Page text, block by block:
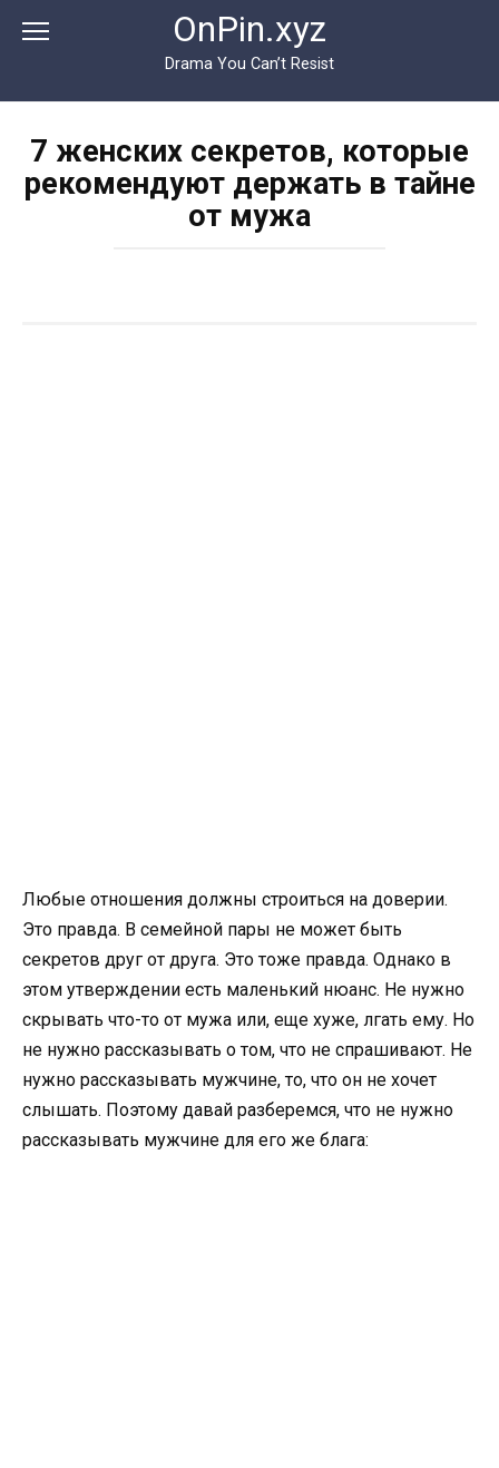
OnPin.xyz
Drama You Can’t Resist
7 женских секретов, которые
рекомендуют держать в тайне
от мужа
Любые отношения должны строиться на доверии.
Это правда. В семейной пары не может быть
секретов друг от друга. Это тоже правда. Однако в
этом утверждении есть маленький нюанс. Не нужно
скрывать что-то от мужа или, еще хуже, лгать ему. Но
не нужно рассказывать о том, что не спрашивают. Не
нужно рассказывать мужчине, то, что он не хочет
слышать. Поэтому давай разберемся, что не нужно
рассказывать мужчине для его же блага: